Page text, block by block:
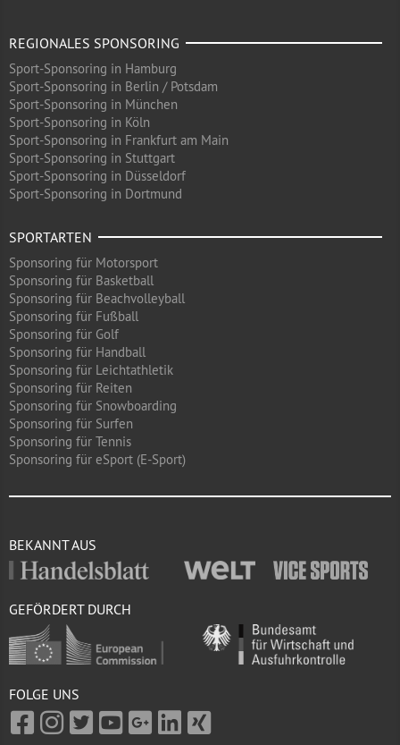
REGIONALES SPONSORING
Sport-Sponsoring in Hamburg
Sport-Sponsoring in Berlin / Potsdam
Sport-Sponsoring in München
Sport-Sponsoring in Köln
Sport-Sponsoring in Frankfurt am Main
Sport-Sponsoring in Stuttgart
Sport-Sponsoring in Düsseldorf
Sport-Sponsoring in Dortmund
SPORTARTEN
Sponsoring für Motorsport
Sponsoring für Basketball
Sponsoring für Beachvolleyball
Sponsoring für Fußball
Sponsoring für Golf
Sponsoring für Handball
Sponsoring für Leichtathletik
Sponsoring für Reiten
Sponsoring für Snowboarding
Sponsoring für Surfen
Sponsoring für Tennis
Sponsoring für eSport (E-Sport)
BEKANNT AUS
GEFÖRDERT DURCH
FOLGE UNS